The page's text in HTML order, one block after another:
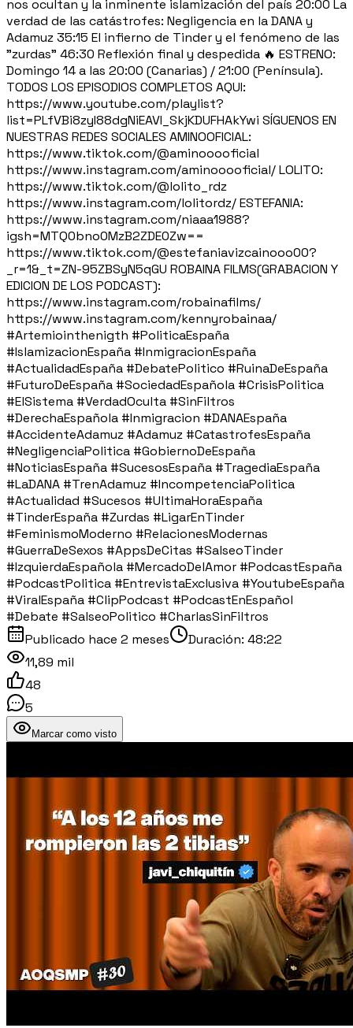
nos ocultan y la inminente islamización del país 20:00 La
verdad de las catástrofes: Negligencia en la DANA y
Adamuz 35:15 El infierno de Tinder y el fenómeno de las
"zurdas" 46:30 Reflexión final y despedida 🔥 ESTRENO:
Domingo 14 a las 20:00 (Canarias) / 21:00 (Península).
TODOS LOS EPISODIOS COMPLETOS AQUI:
https://www.youtube.com/playlist?
list=PLfVBi8zyI88dgNiEAVI_SkjKDUFHAkYwi SÍGUENOS EN
NUESTRAS REDES SOCIALES AMINOOFICIAL:
https://www.tiktok.com/@aminooooficial
https://www.instagram.com/aminooooficial/ LOLITO:
https://www.tiktok.com/@lolito_rdz
https://www.instagram.com/lolitordz/ ESTEFANIA:
https://www.instagram.com/niaaa1988?
igsh=MTQ0bno0MzB2ZDE0Zw==
https://www.tiktok.com/@estefaniavizcainooo00?
_r=1&_t=ZN-95ZBSyN5qGU ROBAINA FILMS(GRABACION Y
EDICION DE LOS PODCAST):
https://www.instagram.com/robainafilms/
https://www.instagram.com/kennyrobainaa/
#Artemiointhenigth #PoliticaEspaña
#IslamizacionEspaña #InmigracionEspaña
#ActualidadEspaña #DebatePolitico #RuinaDeEspaña
#FuturoDeEspaña #SociedadEspañola #CrisisPolitica
#ElSistema #VerdadOculta #SinFiltros
#DerechaEspañola #Inmigracion #DANAEspaña
#AccidenteAdamuz #Adamuz #CatastrofesEspaña
#NegligenciaPolitica #GobiernoDeEspaña
#NoticiasEspaña #SucesosEspaña #TragediaEspaña
#LaDANA #TrenAdamuz #IncompetenciaPolitica
#Actualidad #Sucesos #UltimaHoraEspaña
#TinderEspaña #Zurdas #LigarEnTinder
#FeminismoModerno #RelacionesModernas
#GuerraDeSexos #AppsDeCitas #SalseoTinder
#IzquierdaEspañola #MercadoDelAmor #PodcastEspaña
#PodcastPolitica #EntrevistaExclusiva #YoutubeEspaña
#ViralEspaña #ClipPodcast #PodcastEnEspañol
#Debate #SalseoPolitico #CharlasSinFiltros
Publicado hace 2 meses Duración: 48:22
11,89 mil
48
5
Marcar como visto